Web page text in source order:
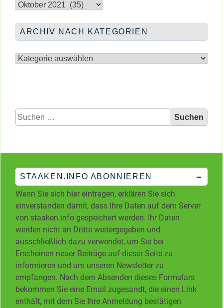
nach
ARCHIV NACH KATEGORIEN
nach
Suchen
nach:
STAAKEN.INFO ABONNIEREN
Wenn Sie sich hier eintragen, erklären Sie sich
einverstanden damit, dass Ihre Daten auf dem Server
von staaken.info gespeichert werden. Ihr Daten
werden nicht an Dritte weitergegeben und
ausschließlich dazu verwendet, um Sie bei
Erscheinen neuer Beiträge auf dieser Seite zu
informieren und um unseren Newsletter zu
empfangen. Nach dem Absenden dieses Formulars
bekommen Sie eine Email zugesandt, die einen Link
enthält, mit dem Sie Ihre Anmeldung bestätigen